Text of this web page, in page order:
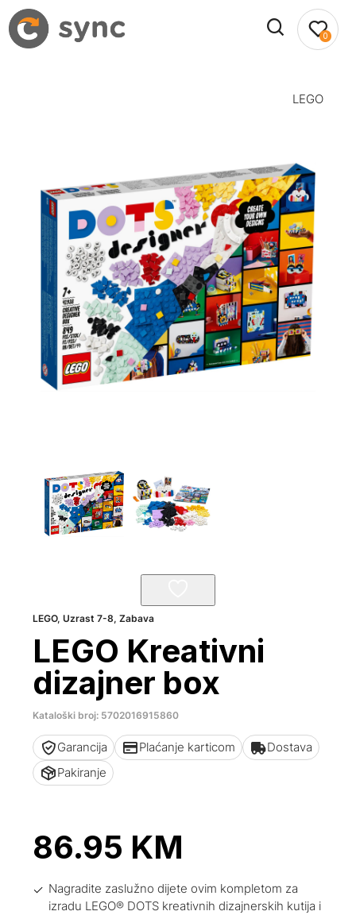
0
LEGO
LEGO,Uzrast 7-8,Zabava
LEGO Kreativni
dizajner box
Kataloški broj: 5702016915860
Garancija Plaćanje karticom
Dostava
Pakiranje
86.95 KM
Nagradite zaslužno dijete ovim kompletom za
izradu LEGO® DOTS kreativnih dizajnerskih kutija i